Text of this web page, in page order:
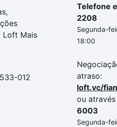
Loft Mais
012
Telefone
2208
Segunda-
18:00
atraso:
loft.vc/
ou
6003
Segunda-